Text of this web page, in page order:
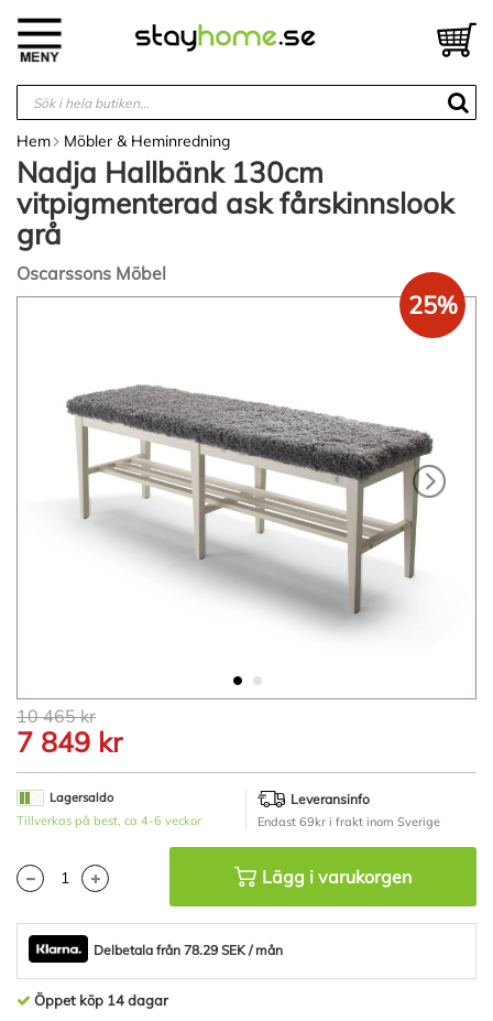
innehållet
Hem Möbler & Heminredning
Nadja Hallbänk 130cm
vitpigmenterad ask fårskinnslook
grå
Oscarssons Möbel
bildgalleriet
Hoppa
till
början
av
bildgalleriet
25%
10 465 kr
7 849 kr
Lagersaldo
Tillverkas på best, ca 4-6 veckor
Leveransinfo
Endast 69kr i frakt inom Sverige
Lägg i varukorgen
Delbetala från 78.29 SEK / mån
Öppet köp 14 dagar